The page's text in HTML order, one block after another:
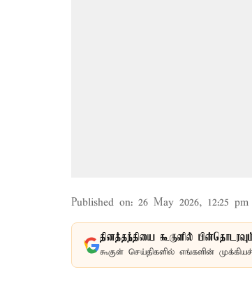
Published on: 26 May 2026, 12:25 pm
தினத்தந்தியை கூகுளில்
கூகுள் செய்திகளில் எங்களின்